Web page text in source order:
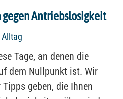
Antriebslosigkeit
Alltag
Tage, an denen die
dem Nullpunkt ist. Wir
geben, die Ihnen